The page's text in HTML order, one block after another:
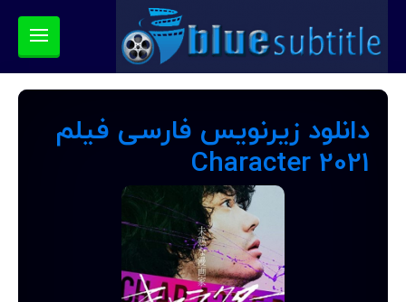
دانلود زیرنویس فارسی فیلم
Character 2021